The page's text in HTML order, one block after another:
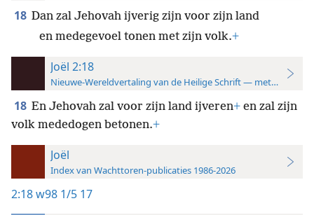
18 Dan zal Jehovah ijverig zijn voor zijn land
en medegevoel tonen met zijn volk.+
Joël 2:18
Nieuwe-Wereldvertaling van de Heilige Schrift — met
18 En Jehovah zal voor zijn land ijveren+ en zal zijn
volk mededogen betonen.+
Joël
Index van Wachttoren-publicaties 1986-2026
2:18w98 1/5 17